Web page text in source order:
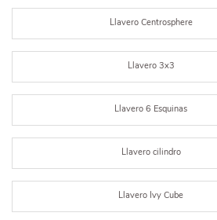
Llavero Centrosphere
Llavero 3x3
Llavero 6 Esquinas
Llavero cilindro
Llavero Ivy Cube